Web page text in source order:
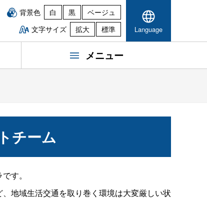
背景色 白 黒
ベージュ
文字サイズ
拡大 標準 Language
メニュー
チーム
す。
地域生活交通を取り巻く環境は大変厳しい状